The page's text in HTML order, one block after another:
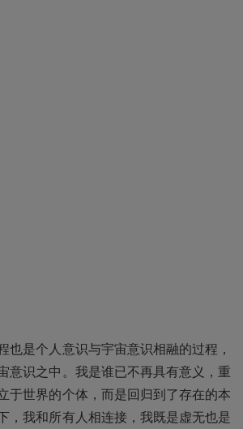
也是个人意识与宇宙意识相融的过程，
意识之中。我是谁已不再具有意义，重
于世界的个体，而是回归到了存在的本
，我和所有人相连接，我既是虚无也是